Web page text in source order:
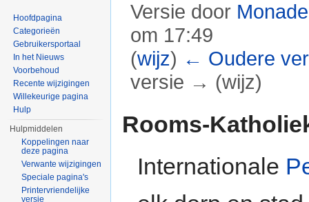
Versie door Monade
om 17:49
(wijz) ← Oudere
versie → (wijz)
Rooms-
Internationale
Hoofdpagina
Categorieën
Gebruikersportaal
In het Nieuws
Voorbehoud
Recente wijzigingen
Willekeurige pagina
Hulp
Hulpmiddelen
Koppelingen naar
deze pagina
Verwante wijzigingen
Speciale pagina's
Printervriendelijke
versie